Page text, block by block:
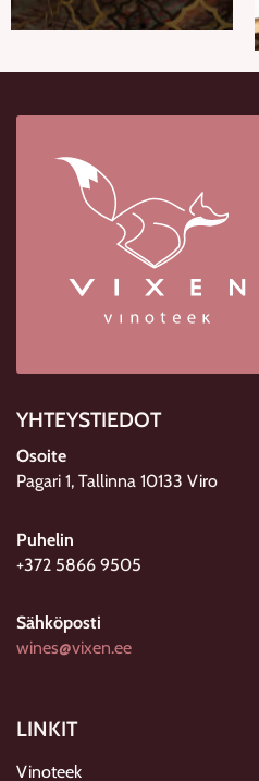
YHTEYSTIEDOT
Osoite
Pagari 1, Tallinna 10133 Viro
Puhelin
+372 5866 9505
Sähköposti
wines@vixen.ee
LINKIT
Vinoteek